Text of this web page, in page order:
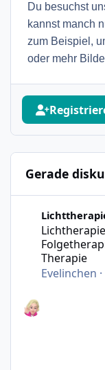
Du besuchst
kannst manch
zum Beispiel,
oder mehr
Gerade
Therapie
Evelinchen ·